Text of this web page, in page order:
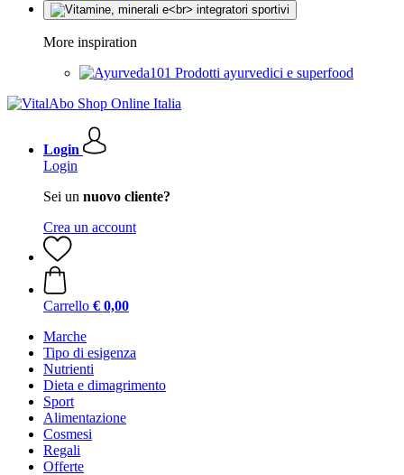
More inspiration
Prodotti ayurvedici e superfood
Login
Login
Sei un nuovo cliente?
Crea un account
Carrello € 0,00
Marche
Tipo di esigenza
Nutrienti
Dieta e dimagrimento
Sport
Alimentazione
Cosmesi
Regali
Offerte